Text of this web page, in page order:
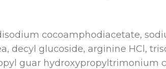
cocoamphodiacetate,
decyl glucoside, arginine HCl,
guar hydroxypropyltrimonium